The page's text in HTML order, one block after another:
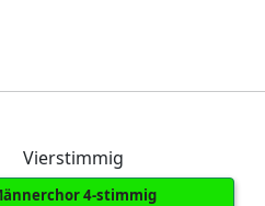
Vierstimmig
4-stimmig